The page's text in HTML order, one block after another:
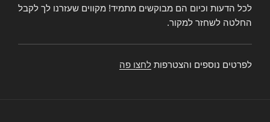
לכל הדעות וכיום הם מבוקשים מתמיד! מקווים שעזרנו לך לקבל
החלטה לשחזר למקור.
לפרטים נוספים והצטרפות לחצו פה